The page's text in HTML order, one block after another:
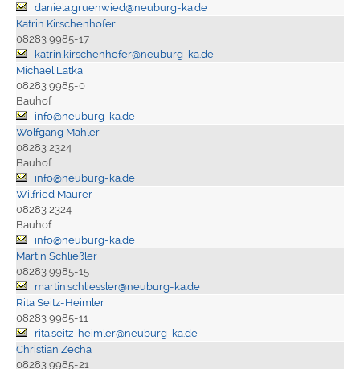
daniela.gruenwied@neuburg-ka.de
Katrin Kirschenhofer
08283 9985-17
katrin.kirschenhofer@neuburg-ka.de
Michael Latka
08283 9985-0
Bauhof
info@neuburg-ka.de
Wolfgang Mahler
08283 2324
Bauhof
info@neuburg-ka.de
Wilfried Maurer
08283 2324
Bauhof
info@neuburg-ka.de
Martin Schließler
08283 9985-15
martin.schliessler@neuburg-ka.de
Rita Seitz-Heimler
08283 9985-11
rita.seitz-heimler@neuburg-ka.de
Christian Zecha
08283 9985-21